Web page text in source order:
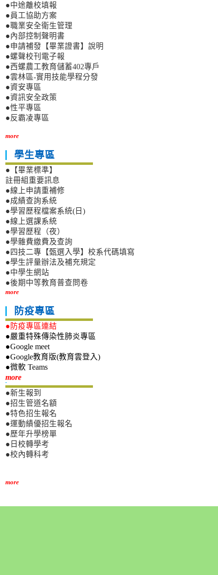
●中途離校填報
●員工協助方案
●職業安全衛生管理
●內部控制聲明書
●申請補發【畢業證書】說明
●螺聲校刊電子報
●西螺農工教育儲蓄402專戶
●雲林區-實用技能學程分發
●資安專區
●資訊安全政策
●性平專區
●反霸凌專區
more
學生專區
●【畢業標準】
註冊組重要訊息
●線上申請重補修
●成績查詢系統
●學習歷程檔案系統(日)
●線上選課系統
●學習歷程（夜）
●學雜費繳費及查詢
●四技二專【甄選入學】校系代碼填寫
●學生評量辦法及補充規定
●中學生網站
●後期中等教育普查問卷
more
防疫專區
●防疫專區連結
●嚴重特殊傳染性肺炎專區
●Google meet
●Google教育版(教育雲登入)
●微軟 Teams
more新生專區
●新生報到
●招生管道名額
●特色招生報名
●運動績優招生報名
●歷年升學榜單
●日校轉學考
●校內轉科考
more